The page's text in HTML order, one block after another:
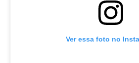
Ver essa foto no